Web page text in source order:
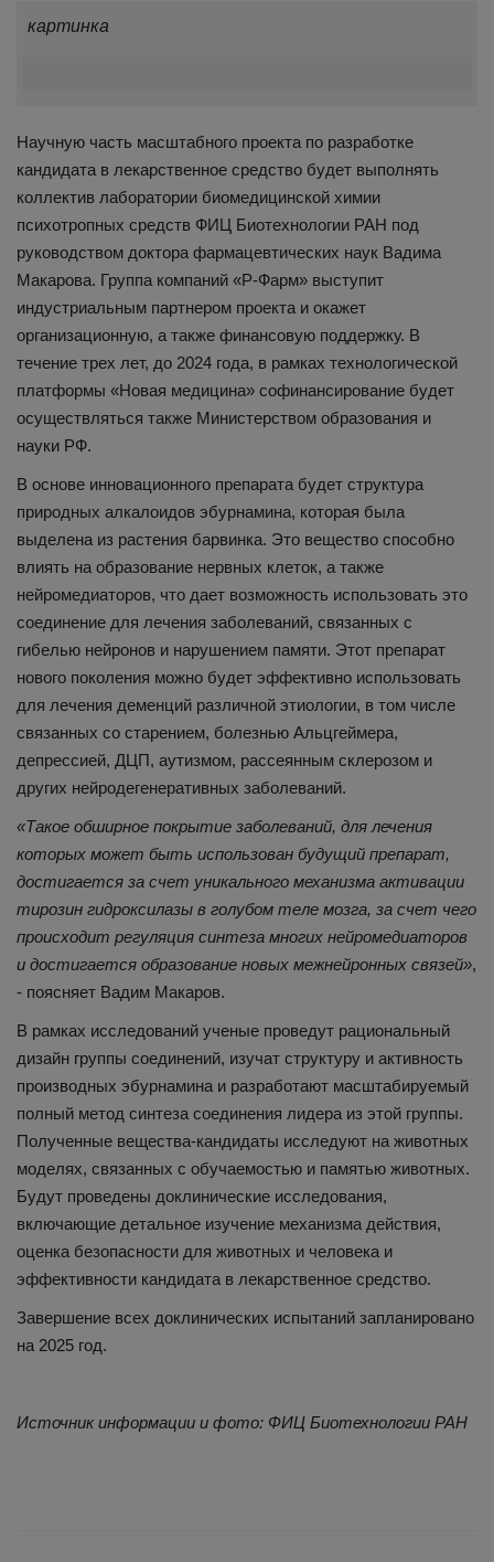
картинка
Научную часть масштабного проекта по разработке
кандидата в лекарственное средство будет выполнять
коллектив лаборатории биомедицинской химии
психотропных средств ФИЦ Биотехнологии РАН под
руководством доктора фармацевтических наук Вадима
Макарова. Группа компаний «Р-Фарм» выступит
индустриальным партнером проекта и окажет
организационную, а также финансовую поддержку. В
течение трех лет, до 2024 года, в рамках технологической
платформы «Новая медицина» софинансирование будет
осуществляться также Министерством образования и
науки РФ.
В основе инновационного препарата будет структура
природных алкалоидов эбурнамина, которая была
выделена из растения барвинка. Это вещество способно
влиять на образование нервных клеток, а также
нейромедиаторов, что дает возможность использовать это
соединение для лечения заболеваний, связанных с
гибелью нейронов и нарушением памяти. Этот препарат
нового поколения можно будет эффективно использовать
для лечения деменций различной этиологии, в том числе
связанных со старением, болезнью Альцгеймера,
депрессией, ДЦП, аутизмом, рассеянным склерозом и
других нейродегенеративных заболеваний.
«Такое обширное покрытие заболеваний, для лечения
которых может быть использован будущий препарат,
достигается за счет уникального механизма активации
тирозин гидроксилазы в голубом теле мозга, за счет чего
происходит регуляция синтеза многих нейромедиаторов
и достигается образование новых межнейронных связей»,
- поясняет Вадим Макаров.
В рамках исследований ученые проведут рациональный
дизайн группы соединений, изучат структуру и активность
производных эбурнамина и разработают масштабируемый
полный метод синтеза соединения лидера из этой группы.
Полученные вещества-кандидаты исследуют на животных
моделях, связанных с обучаемостью и памятью животных.
Будут проведены доклинические исследования,
включающие детальное изучение механизма действия,
оценка безопасности для животных и человека и
эффективности кандидата в лекарственное средство.
Завершение всех доклинических испытаний запланировано
на 2025 год.
Источник информации и фото: ФИЦ Биотехнологии РАН